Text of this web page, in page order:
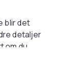
blir det
detaljer
om du